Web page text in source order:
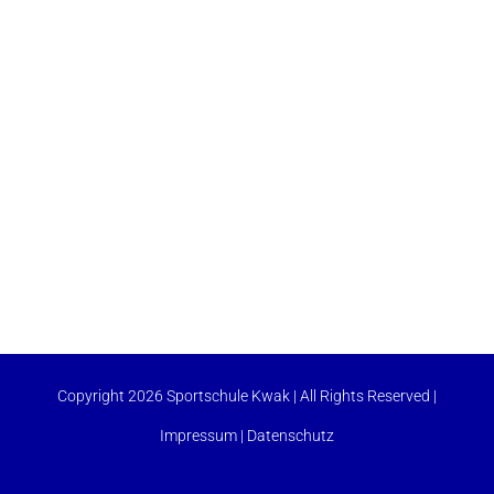
Copyright 2026 Sportschule Kwak | All Rights Reserved |
Impressum | Datenschutz